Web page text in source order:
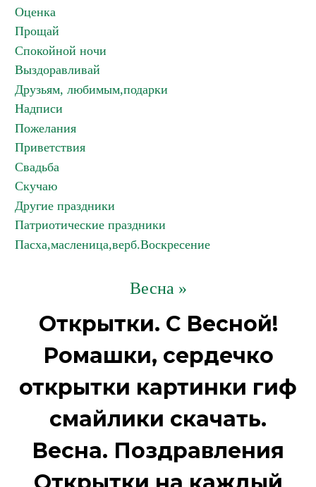
Оценка
Прощай
Спокойной ночи
Выздоравливай
Друзьям, любимым,подарки
Надписи
Пожелания
Приветствия
Свадьба
Скучаю
Другие праздники
Патриотические праздники
Пасха,масленица,верб.Воскресение
Весна »
Открытки. С Весной!
Ромашки, сердечко
открытки картинки гиф
смайлики скачать.
Весна. Поздравления